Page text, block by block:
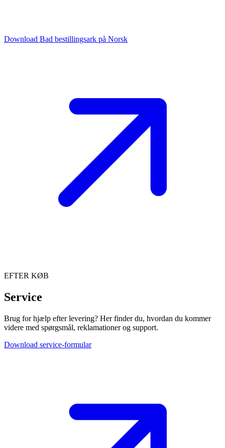
Download Bad bestillingsark på Norsk
EFTER KØB
Service
Brug for hjælp efter levering? Her finder du, hvordan du kommer
videre med spørgsmål, reklamationer og support.
Download service-formular